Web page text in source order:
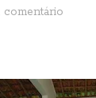
comentário